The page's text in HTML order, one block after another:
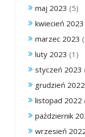
maj 2023 (5)
kwiecień 2023
marzec 2023
luty 2023 (1)
styczeń 2023
grudzień 2022
listopad 2022
październik
wrzesień